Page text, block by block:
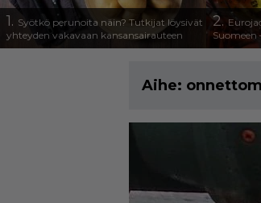
1. Syötkö perunoita näin? Tutkijat löysivät
yhteyden vakavaan kansansairauteen
2.
Suomeen
Aihe: